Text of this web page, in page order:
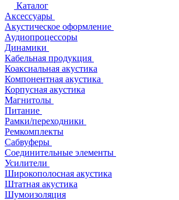
Каталог
Аксессуары
Акустическое оформление
Аудиопроцессоры
Динамики
Кабельная продукция
Коаксиальная акустика
Компонентная акустика
Корпусная акустика
Магнитолы
Питание
Рамки/переходники
Ремкомплекты
Сабвуферы
Соединительные элементы
Усилители
Широкополосная акустика
Штатная акустика
Шумоизоляция